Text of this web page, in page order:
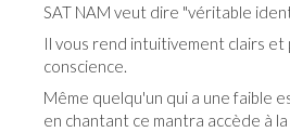
SAT NAM veut dire "véritable
Il vous rend intuitivement clairs et
conscience.
Même quelqu'un qui a une faible
en chantant ce mantra accède à